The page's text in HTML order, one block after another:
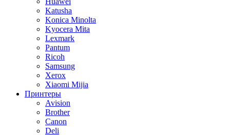
Katusha
Konica Minolta
Kyocera Mita
Lexmark
Pantum
Ricoh
Samsung
Xerox
Xiaomi Mijia
Принтеры
Avision
Brother
Canon
Deli